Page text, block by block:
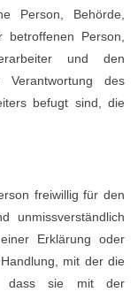
Person, Behörde,
Person,
und den
des
befugt sind, die
freiwillig für den
unmissverständlich
Erklärung oder
mit der die
dass sie mit der